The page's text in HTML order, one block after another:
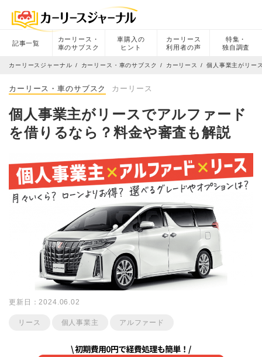
記事一覧
カーリース・
車のサブスク
車購入の
ヒント
カーリース
利用者の声
特集・
独自調査
カーリースジャーナル カーリース・車のサブスク カーリース 個人事業主がリー
カーリース・車のサブスク カーリース
個人事業主がリースでアルファード
を借りるなら？料金や審査も解説
更新日：2024.06.02
リース 個人事業主 アルファード